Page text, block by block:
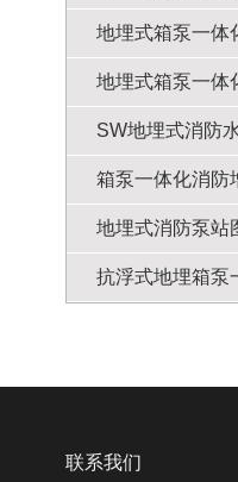
地埋式箱泵一体
地埋式箱泵一体
SW地埋式消防
箱泵一体化消防
地埋式消防泵站
抗浮式地埋箱泵
联系我们